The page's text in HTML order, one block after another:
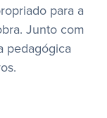
para a
Junto com
pedagógica